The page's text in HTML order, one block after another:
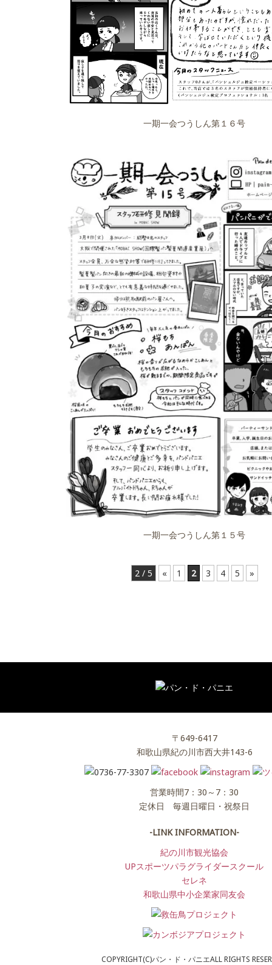
一期一会つうしん第１６号
一期一会つうしん第１５号
2 / 5 « 1 2 3 4 5 »
〒649-6417
和歌山県紀の川市西大井143-6
営業時間7：30～7：30
定休日 毎週日曜日・祝祭日
-LINK INFORMATION-
紀の川市観光協会
UPスポーツパラグライダースクール
セレネ
和歌山県中小企業家同友会
COPYRIGHT(C)パン・ド・パニエALL RIGHTS